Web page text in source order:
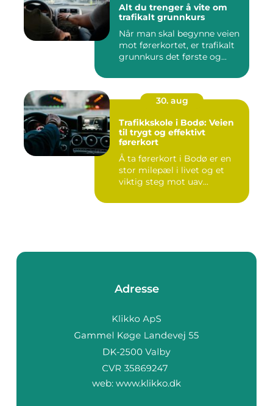
Alt du trenger å vite om
trafikalt grunnkurs
Når man skal begynne veien
mot førerkortet, er trafikalt
grunnkurs det første og...
30. aug
Trafikkskole i Bodø: Veien
til trygt og effektivt
førerkort
Å ta førerkort i Bodø er en
stor milepæl i livet og et
viktig steg mot uav...
Adresse
web: www.klikko.dk